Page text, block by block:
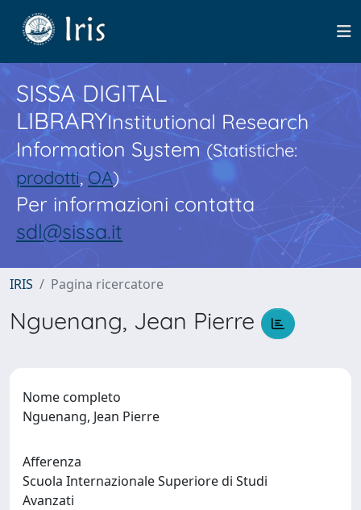
SISSA DIGITAL
LIBRARYInstitutional Research
Information System(Statistiche:
prodotti,OA)
Per informazioni contatta
sdl@sissa.it
IRIS Pagina ricercatore
Nguenang, Jean Pierre
Nome completo
Nguenang, Jean Pierre
Afferenza
Scuola Internazionale Superiore di Studi
Avanzati